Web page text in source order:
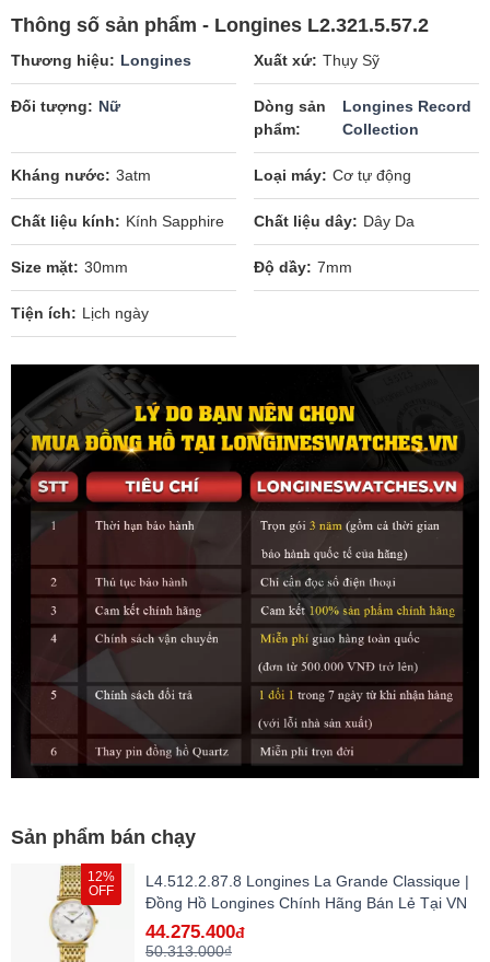
Thông số sản phẩm - Longines L2.321.5.57.2
Thương hiệu Longines Xuất xứ Thụy Sỹ
Đối tượng Nữ
Dòng sản
phẩm
Longines Record
Collection
Kháng nước 3atm Loại máy Cơ tự động
Chất liệu kính Kính Sapphire Chất liệu dây Dây Da
Size mặt 30mm Độ dầy 7mm
Tiện ích Lịch ngày
Sản phẩm bán chạy
12%
OFF
L4.512.2.87.8 Longines La Grande Classique |
Đồng Hồ Longines Chính Hãng Bán Lẻ Tại VN
44.275.400đ
50.313.000₫